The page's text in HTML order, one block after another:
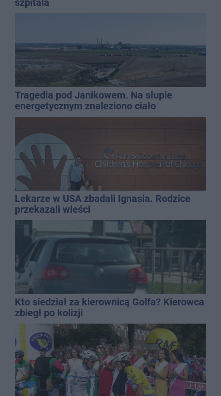
szpitala
Tragedia pod Janikowem. Na słupie
energetycznym znaleziono ciało
mężczyzny
Lekarze w USA zbadali Ignasia. Rodzice
przekazali wieści
Kto siedział za kierownicą Golfa? Kierowca
zbiegł po kolizji